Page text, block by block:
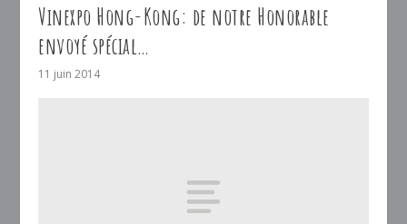
Vinexpo Hong-Kong: de notre Honorable
envoyé spécial…
11 juin 2014